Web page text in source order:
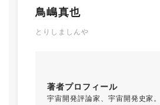
鳥嶋真也
とりしましんや
著者プロフィール
宇宙開発評論家、宇宙開発史家